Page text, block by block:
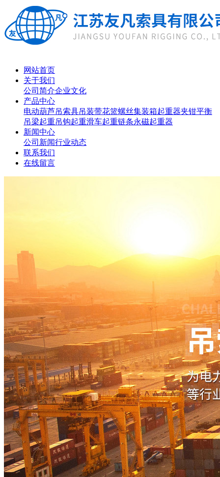
网站首页
关于我们
公司简介企业文化
产品中心
电动葫芦吊索具吊装带花篮螺丝集装箱起重器夹钳平衡
吊梁起重吊钩起重滑车起重链条永磁起重器
新闻中心
公司新闻行业动态
联系我们
在线留言